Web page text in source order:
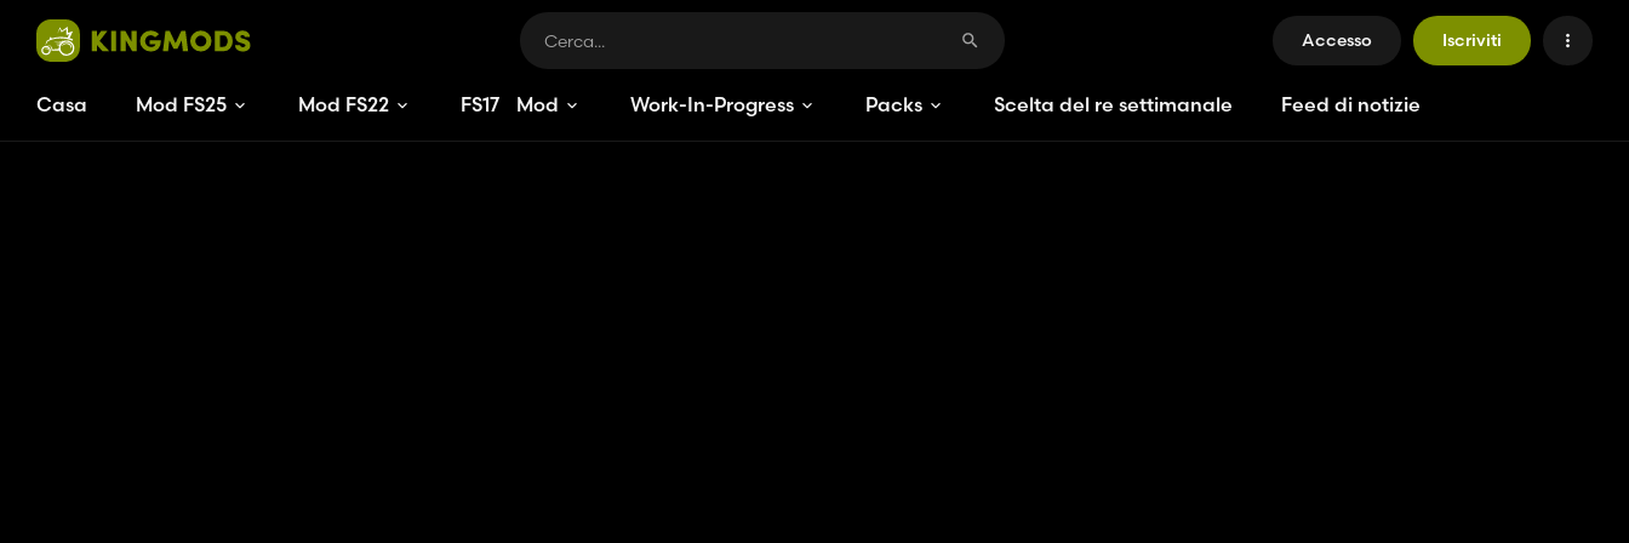
Accesso Iscriviti
Casa Mod FS25 Mod FS22 FS17 Mod Work-In-Progress Packs Scelta del re settimanale Feed di notizie